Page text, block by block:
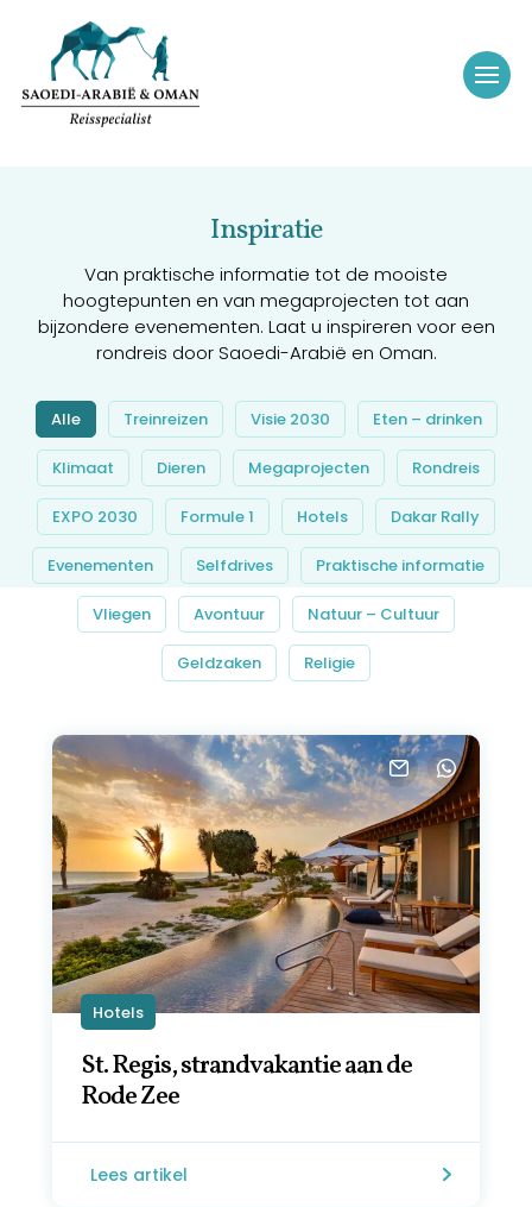
Inspiratie
Van praktische informatie tot de mooiste
hoogtepunten en van megaprojecten tot aan
bijzondere evenementen. Laat u inspireren voor een
rondreis door Saoedi-Arabië en Oman.
Alle Treinreizen Visie 2030 Eten – drinken
Klimaat Dieren Megaprojecten Rondreis
EXPO 2030 Formule 1 Hotels Dakar Rally
Evenementen Selfdrives Praktische informatie
Vliegen Avontuur Natuur – Cultuur
Geldzaken Religie
Hotels
St. Regis, strandvakantie aan de
Rode Zee
Lees artikel